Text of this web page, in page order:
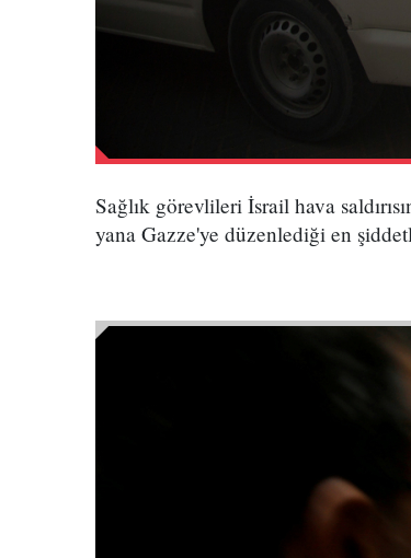
Sağlık görevlileri İsrail hava
yana Gazze'ye düzenlediği en